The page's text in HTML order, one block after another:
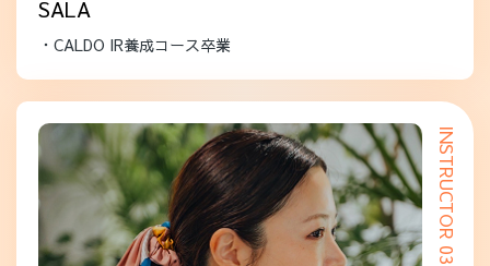
SALA
・CALDO IR養成コース卒業
INSTRUCTOR 03